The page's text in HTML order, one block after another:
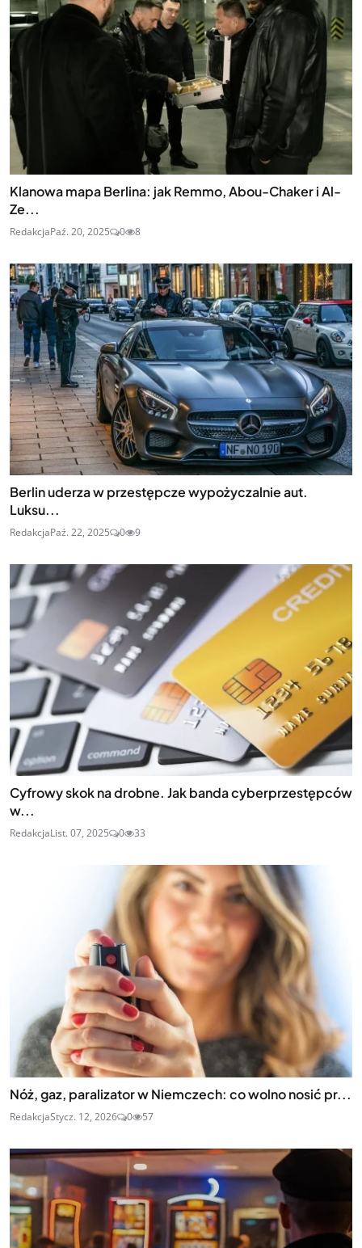
Klanowa mapa Berlina: jak Remmo, Abou-Chaker i Al-
Ze...
RedakcjaPaź. 20, 2025 0 8
Berlin uderza w przestępcze wypożyczalnie aut.
Luksu...
RedakcjaPaź. 22, 2025 0 9
Cyfrowy skok na drobne. Jak banda cyberprzestępców
w...
RedakcjaList. 07, 2025 0 33
Nóż, gaz, paralizator w Niemczech: co wolno nosić pr...
RedakcjaStycz. 12, 2026 0 57